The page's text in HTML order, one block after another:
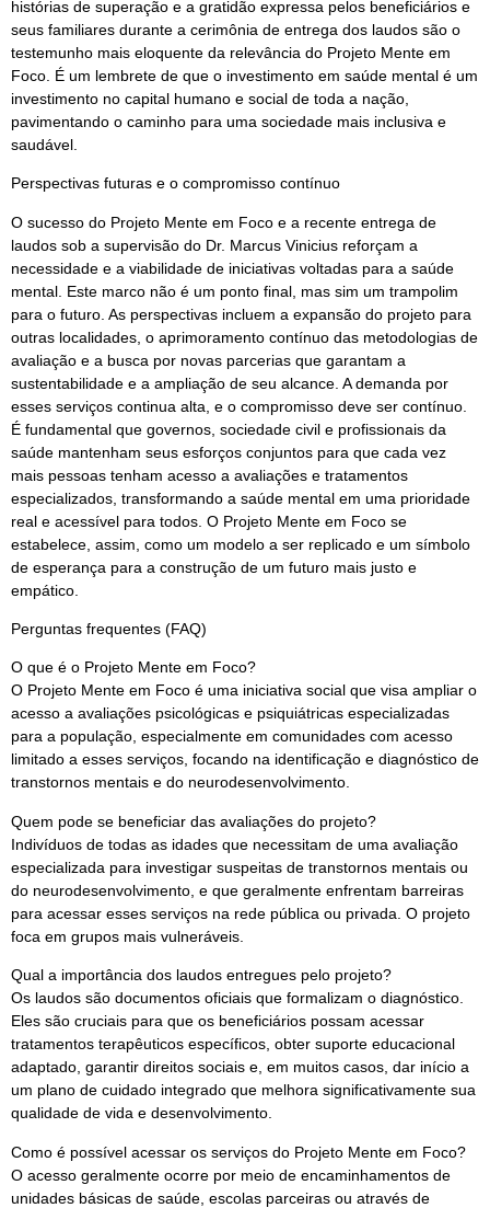
histórias de superação e a gratidão expressa pelos beneficiários e
seus familiares durante a cerimônia de entrega dos laudos são o
testemunho mais eloquente da relevância do Projeto Mente em
Foco. É um lembrete de que o investimento em saúde mental é um
investimento no capital humano e social de toda a nação,
pavimentando o caminho para uma sociedade mais inclusiva e
saudável.
Perspectivas futuras e o compromisso contínuo
O sucesso do Projeto Mente em Foco e a recente entrega de
laudos sob a supervisão do Dr. Marcus Vinicius reforçam a
necessidade e a viabilidade de iniciativas voltadas para a saúde
mental. Este marco não é um ponto final, mas sim um trampolim
para o futuro. As perspectivas incluem a expansão do projeto para
outras localidades, o aprimoramento contínuo das metodologias de
avaliação e a busca por novas parcerias que garantam a
sustentabilidade e a ampliação de seu alcance. A demanda por
esses serviços continua alta, e o compromisso deve ser contínuo.
É fundamental que governos, sociedade civil e profissionais da
saúde mantenham seus esforços conjuntos para que cada vez
mais pessoas tenham acesso a avaliações e tratamentos
especializados, transformando a saúde mental em uma prioridade
real e acessível para todos. O Projeto Mente em Foco se
estabelece, assim, como um modelo a ser replicado e um símbolo
de esperança para a construção de um futuro mais justo e
empático.
Perguntas frequentes (FAQ)
O que é o Projeto Mente em Foco?
O Projeto Mente em Foco é uma iniciativa social que visa ampliar o
acesso a avaliações psicológicas e psiquiátricas especializadas
para a população, especialmente em comunidades com acesso
limitado a esses serviços, focando na identificação e diagnóstico de
transtornos mentais e do neurodesenvolvimento.
Quem pode se beneficiar das avaliações do projeto?
Indivíduos de todas as idades que necessitam de uma avaliação
especializada para investigar suspeitas de transtornos mentais ou
do neurodesenvolvimento, e que geralmente enfrentam barreiras
para acessar esses serviços na rede pública ou privada. O projeto
foca em grupos mais vulneráveis.
Qual a importância dos laudos entregues pelo projeto?
Os laudos são documentos oficiais que formalizam o diagnóstico.
Eles são cruciais para que os beneficiários possam acessar
tratamentos terapêuticos específicos, obter suporte educacional
adaptado, garantir direitos sociais e, em muitos casos, dar início a
um plano de cuidado integrado que melhora significativamente sua
qualidade de vida e desenvolvimento.
Como é possível acessar os serviços do Projeto Mente em Foco?
O acesso geralmente ocorre por meio de encaminhamentos de
unidades básicas de saúde, escolas parceiras ou através de